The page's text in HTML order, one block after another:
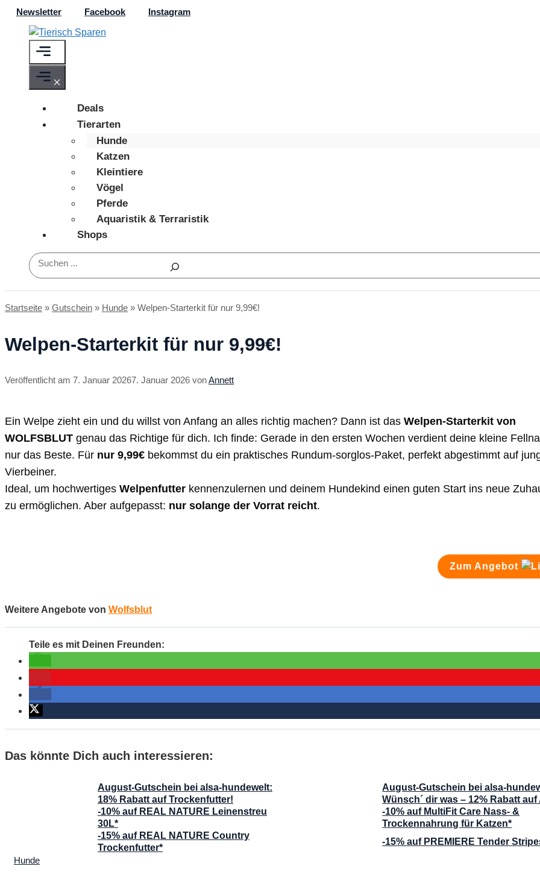
Zum
springen
Newsletter Facebook Instagram
Deals
Tierarten
Hunde
Katzen
Kleintiere
Vögel
Pferde
Aquaristik & Terraristik
Shops
Suchen
Startseite » Gutschein » Hunde » Welpen-Starterkit für nur 9,99€!
Welpen-Starterkit für nur 9,99€!
7. Januar 20267. Januar 2026 vonAnnett
Ein Welpe zieht ein und du willst von Anfang an alles richtig machen? Dann ist das Welpen-Starterkit von
WOLFSBLUT genau das Richtige für dich. Ich finde: Gerade in den ersten Wochen verdient deine kleine
nur das Beste. Für nur 9,99€ bekommst du ein praktisches Rundum-sorglos-Paket, perfekt abgestimmt auf
Vierbeiner.
Ideal, um hochwertiges Welpenfutter kennenzulernen und deinem Hundekind einen guten Start ins neue
zu ermöglichen. Aber aufgepasst: nur solange der Vorrat reicht.
Zum Angebot
Weitere Angebote von Wolfsblut
Das könnte Dich auch interessieren:
August-Gutschein bei alsa-hundewelt:
18% Rabatt auf Trockenfutter!
August-Gutschein bei alsa-
Wünsch´ dir was – 12% Rabatt auf
-10% auf REAL NATURE Leinenstreu
30L*
-10% auf MultiFit Care Nass- &
Trockennahrung für Katzen*
-15% auf REAL NATURE Country
Trockenfutter*
-15% auf PREMIERE Tender
Kategorien
Hunde